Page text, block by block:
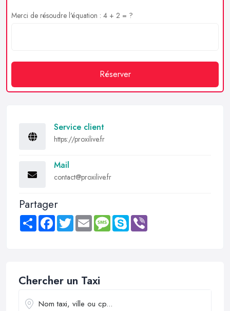
Merci de résoudre l'équation : 4 + 2 = ?
Réserver
Service client
https://proxilive.fr
Mail
contact@proxilive.fr
Partager
Share FacebookTwitter Email MessageSkype
Chercher un Taxi